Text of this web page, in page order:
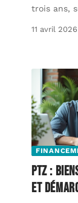
trois ans,
11 avril 2026
PTZ :
et